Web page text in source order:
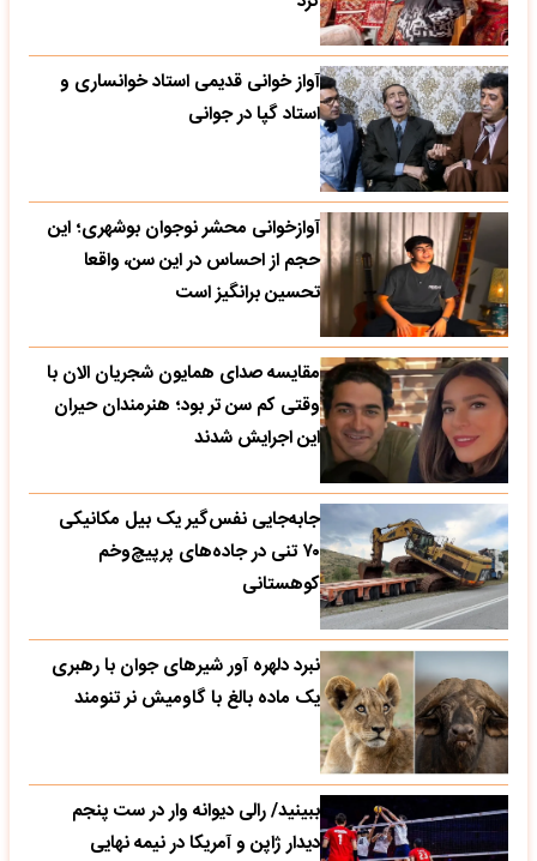
آواز خوانی قدیمی استاد خوانساری و
استاد گپا در جوانی
آوازخوانی محشر نوجوان بوشهری؛ این
حجم از احساس در این سن، واقعا
تحسین‌ برانگیز است
مقایسه صدای همایون شجریان الان با
وقتی کم سن تر بود؛ هنرمندان حیران
این اجرایش شدند
جابه‌جایی نفس‌گیر یک بیل مکانیکی
۷۰ تنی در جاده‌های پرپیچ‌وخم
کوهستانی
نبرد دلهره آور شیرهای جوان با رهبری
یک ماده بالغ با گاومیش نر تنومند
ببینید/ رالی دیوانه وار در ست پنجم
دیدار ژاپن و آمریکا در نیمه نهایی